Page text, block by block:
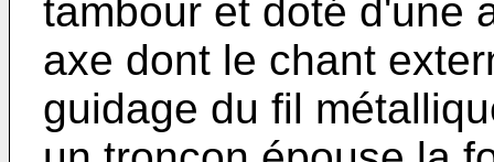
tambour et doté d'une
axe dont le chant
guidage du fil